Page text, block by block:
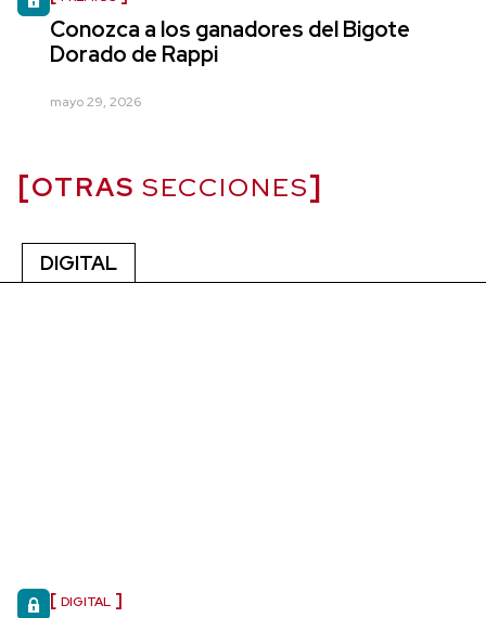
Conozca a los ganadores del Bigote
Dorado de Rappi
mayo 29, 2026
OTRAS SECCIONES
DIGITAL
DIGITAL